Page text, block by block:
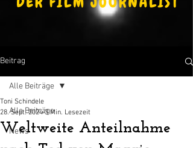
Beitrag
Alle Beiträge
News
Alle Beiträge
Weltweite Anteilnahme
Toni Schindele
28. Sept. 2024 3 Min. Lesezeit